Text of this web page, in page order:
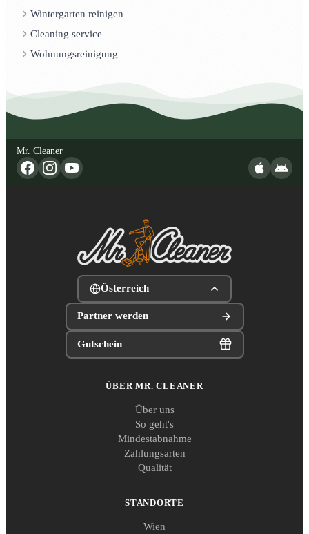
Wintergarten reinigen
Cleaning service
Wohnungsreinigung
Mr. Cleaner
Österreich
Partner werden
Gutschein
ÜBER MR. CLEANER
Über uns
So geht's
Mindestabnahme
Zahlungsarten
Qualität
STANDORTE
Wien